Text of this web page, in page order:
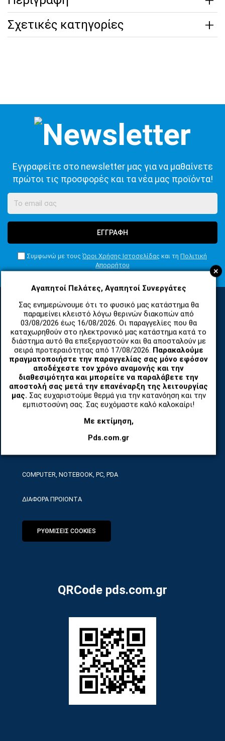
+
Αγαπητοί Πελάτες, Αγαπητοί Συνεργάτες
Σας ενημερώνουμε ότι το φυσικό μας κατάστημα θα
παραμείνει κλειστό λόγω θερινών διακοπών από
03/08/2026 έως 16/08/2026. Οι παραγγελίες που θα
καταχωρηθούν στο ηλεκτρονικό μας κατάστημα κατά το
διάστημα αυτό θα επεξεργαστούν και θα αποσταλούν με
σειρά προτεραιότητας από 17/08/2026. Παρακαλούμε
πραγματοποιήστε την παραγγελίας σας μόνο εφόσον
αποδέχεστε τον χρόνο αναμονής και την
διαθεσιμότητα και μπορείτε να παραλάβετε την
αποστολή σας μετά την επανέναρξη της λειτουργίας
μας. Σας ευχαριστούμε θερμά για την κατανόηση και την
εμπιστοσύνη σας. Σας ευχόμαστε καλό καλοκαίρι!
Με εκτίμηση,
Pds.com.gr
Σχετικές κατηγορίες
Εγγραφείτε στο newsletter μας για να μαθαίνετε
πρώτοι τις προσφορές και τα νέα μας προϊόντα!
ΕΓΓΡΑΦΗ
Συμφωνώ με τους Όροι Χρήσης Ιστοσελίδας και τη Πολιτική
Απορρήτου
ΚΑΤΗΓΟΡΙΕΣ
ΑΝΤΑΛΛΑΚΤΙΚΑ ΚΑΙ ΑΞΕΣΟΥΑΡ ΚΙΝΗΤΩΝ ΤΗΛΕΦΩΝΩΝ
TABLET
ΤΗΛΕΠΙΚΟΙΝΩΝΙΕΣ, ΑΣΥΡΜΑΤΑ, FCT
COMPUTER, NOTEBOOK, PC, PDA
ΔΙΑΦΟΡΑ ΠΡΟΙΟΝΤΑ
ΡΥΘΜΙΣΕΙΣ COOKIES
QRCode pds.com.gr